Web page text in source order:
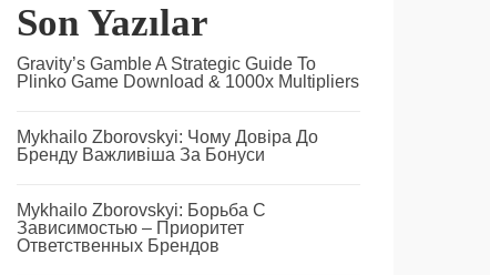
Son Yazılar
Gravity’s Gamble A Strategic Guide To
Plinko Game Download & 1000x Multipliers
Mykhailo Zborovskyi: Чому Довіра До
Бренду Важливіша За Бонуси
Mykhailo Zborovskyi: Борьба С
Зависимостью – Приоритет
Ответственных Брендов